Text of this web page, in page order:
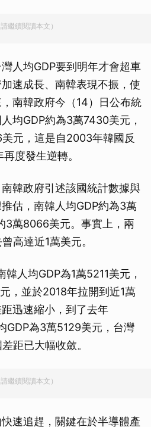
繼續閱讀本文）
人均GDP要到明年才會超車
速成長、南韓表現不振，使
南韓政府今（14）日公布統
均GDP約為3萬7430美元，
元，這是自2003年韓國反
度發生逆轉。
韓政府引述該國統計數據與
估，南韓人均GDP約為3萬
3萬8066美元。事實上，兩
高達近1萬美元。
人均GDP為1萬5211美元，
，並於2018年拉開到近1萬
迅速縮小，到了去年
GDP為3萬5129美元，台灣
距已大幅收斂。
繼續閱讀本文）
速追趕，關鍵在於半導體產